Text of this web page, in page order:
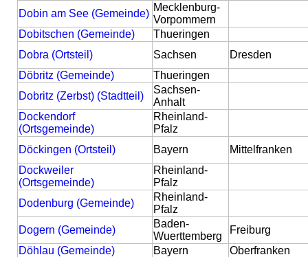
Dobin am See (Gemeinde)
Mecklenburg-
Vorpommern
Dobitschen (Gemeinde)
Thueringen
Dobra (Ortsteil)
Sachsen
Dresden
Döbritz (Gemeinde)
Thueringen
Dobritz (Zerbst) (Stadtteil)
Sachsen-
Anhalt
Dockendorf
(Ortsgemeinde)
Rheinland-
Pfalz
Döckingen (Ortsteil)
Bayern
Mittelfranken
Dockweiler
(Ortsgemeinde)
Rheinland-
Pfalz
Dodenburg (Gemeinde)
Rheinland-
Pfalz
Dogern (Gemeinde)
Baden-
Wuerttemberg
Freiburg
Döhlau (Gemeinde)
Bayern
Oberfranken